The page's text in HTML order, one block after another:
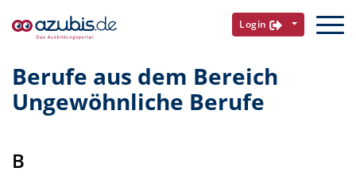
Login
Berufe aus dem Bereich
Ungewöhnliche Berufe
B